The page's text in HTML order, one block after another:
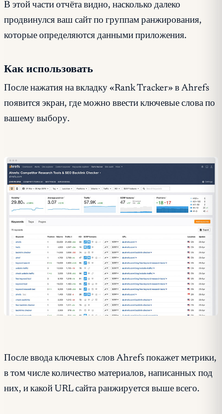
В этой части отчёта видно, насколько далеко
продвинулся ваш сайт по группам ранжирования,
которые определяются данными приложения.
Как использовать
После нажатия на вкладку «Rank Tracker» в Ahrefs
появится экран, где можно ввести ключевые слова по
вашему выбору.
После ввода ключевых слов Ahrefs покажет метрики,
в том числе количество материалов, написанных под
них, и какой URL сайта ранжируется выше всего.